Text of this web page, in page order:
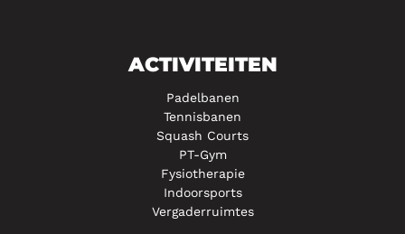
ACTIVITEITEN
Padelbanen
Tennisbanen
Squash Courts
PT-Gym
Fysiotherapie
Indoorsports
Vergaderruimtes